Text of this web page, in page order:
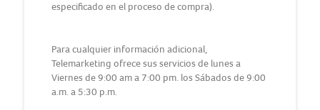
especificado en el proceso de compra).
Para cualquier información adicional,
Telemarketing ofrece sus servicios de lunes a
Viernes de 9:00 am a 7:00 pm. los Sábados de 9:00
a.m. a 5:30 p.m.